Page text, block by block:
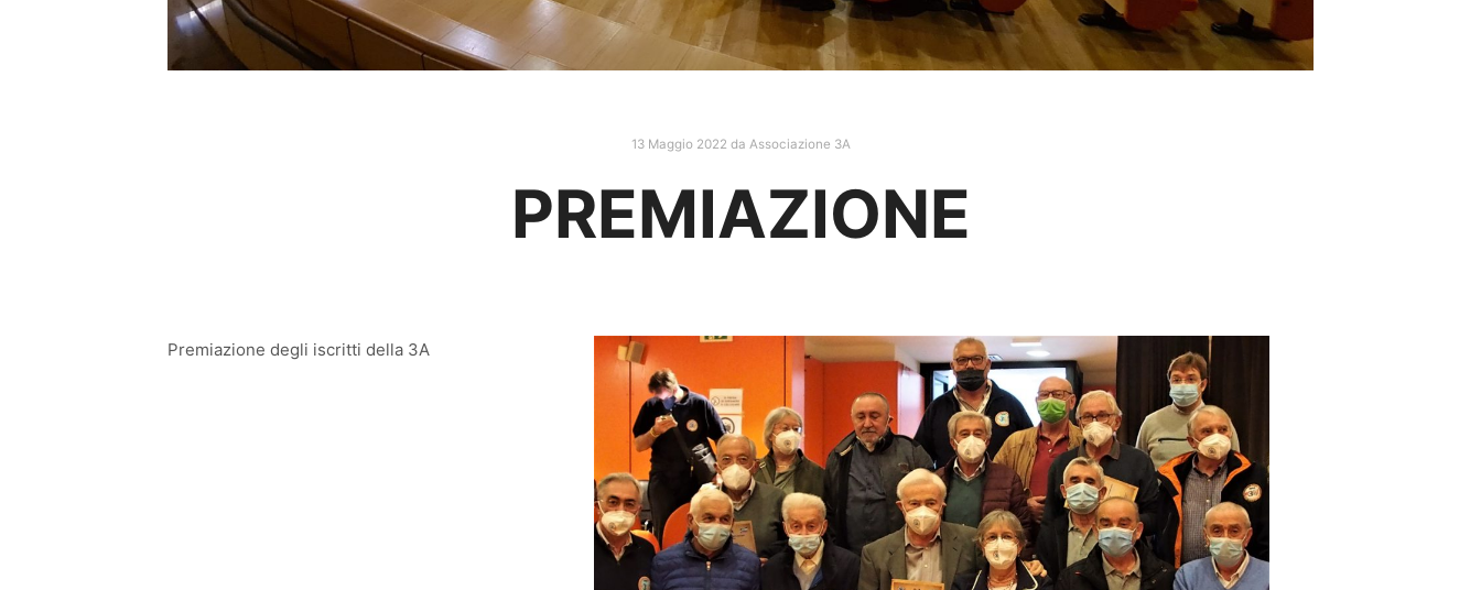
13 Maggio 2022 da Associazione 3A
PREMIAZIONE
Premiazione degli iscritti della 3A